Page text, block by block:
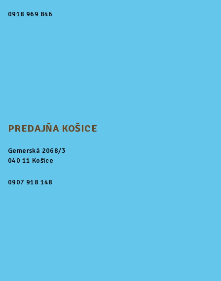
0918 969 846
PREDAJŇA KOŠICE
Gemerská 2068/3
040 11 Košice
0907 918 148